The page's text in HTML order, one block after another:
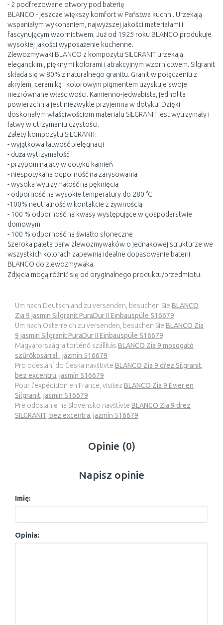
- 2 podfrezowane otwory pod baterię
BLANCO - jeszcze większy komfort w Państwa kuchni. Urzekają
wspaniałym wykonaniem, najwyższej jakości materiałami i
fascynującym wzornictwem. Już od 1925 roku BLANCO produkuje
wysokiej jakości wyposażenie kuchenne.
Zlewozmywaki BLANCO z kompozytu SILGRANIT urzekają
eleganckimi, pięknymi kolorami i atrakcyjnym wzornictwem. Silgranit
składa się w 80% z naturalnego granitu. Granit w połączeniu z
akrylem, ceramiką i kolorowym pigmentem uzyskuje swoje
niezrównane właściwości. Kamienno-jedwabista, jednolita
powierzchnia jest niezwykle przyjemna w dotyku. Dzięki
doskonałym właściwościom materiału SILGRANIT jest wytrzymały i
łatwy w utrzymaniu czystości.
Zalety kompozytu SILGRANIT:
- wyjątkowa łatwość pielęgnacji
- duża wytrzymałość
- przypominający w dotyku kamień
- niespotykana odporność na zarysowania
- wysoka wytrzymałość na pęknięcia
- odporność na wysokie temperatury do 280 °C
-100% neutralność w kontakcie z żywnością
- 100 % odporność na kwasy występujące w gospodarstwie
domowym
- 100 % odporność na światło słoneczne
Szeroka paleta barw zlewozmywaków o jednakowej strukturze we
wszystkich kolorach zapewnia idealne dopasowanie baterii
BLANCO do zlewozmywaka.
Zdjęcia mogą różnić się od oryginalnego produktu/przedmiotu.
Um nach Deutschland zu versenden, besuchen Sie BLANCO
Zia 9 jasmin Silgranit PuraDur II Einbauspüle 516679
Um nach Österreich zu versenden, besuchen Sie BLANCO Zia
9 jasmin Silgranit PuraDur II Einbauspüle 516679
Magyarországra történő szállítás BLANCO Zia 9 mosogató
szűrőkosárral , jázmin 516679
Pro odeslání do Česka navštivte BLANCO Zia 9 dřez Silgranit,
bez excentru, jasmín 516679
Pour l’expédition en France, visitez BLANCO Zia 9 Évier en
Silgranit, jasmin 516679
Pre odoslanie na Slovensko navštívte BLANCO Zia 9 drez
SILGRANIT, bez excentra, jazmín 516679
Opinie (0)
Napisz opinie
Imię:
Opinia: